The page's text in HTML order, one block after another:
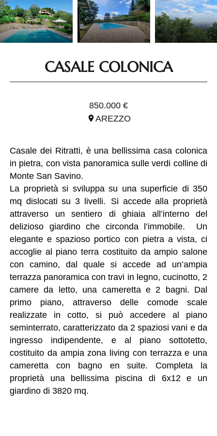
CASALE COLONICA
850.000 €
AREZZO
Casale dei Ritratti, è una bellissima casa colonica
in pietra, con vista panoramica sulle verdi colline di
Monte San Savino.
La proprietà si sviluppa su una superficie di 350
mq dislocati su 3 livelli. Si accede alla proprietà
attraverso un sentiero di ghiaia all’interno del
delizioso giardino che circonda l’immobile. Un
elegante e spazioso portico con pietra a vista, ci
accoglie al piano terra costituito da ampio salone
con camino, dal quale si accede ad un’ampia
terrazza panoramica con travi in legno, cucinotto, 2
camere da letto, una cameretta e 2 bagni. Dal
primo piano, attraverso delle comode scale
realizzate in cotto, si può accedere al piano
seminterrato, caratterizzato da 2 spaziosi vani e da
ingresso indipendente, e al piano sottotetto,
costituito da ampia zona living con terrazza e una
cameretta con bagno en suite. Completa la
proprietà una bellissima piscina di 6x12 e un
giardino di 3820 mq.